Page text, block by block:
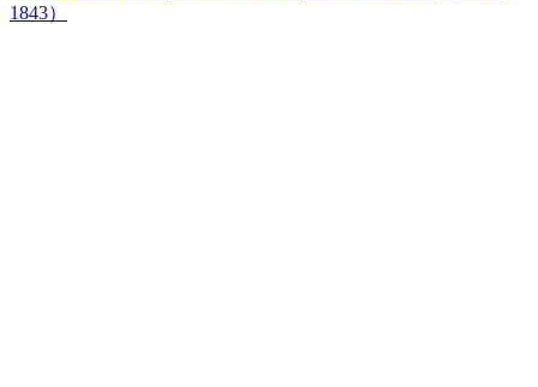
1843）